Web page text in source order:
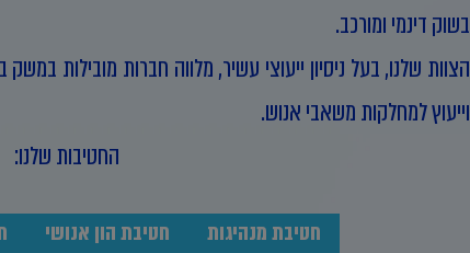
בשוק דינמי ומורכב.
הצוות שלנו, בעל ניסיון ייעוצי עשיר, מלווה חברות מובילות
וייעוץ למחלקות משאבי אנוש.
החטיבות שלנו:
חטיבת מנהיגות חטיבת הון אנושי